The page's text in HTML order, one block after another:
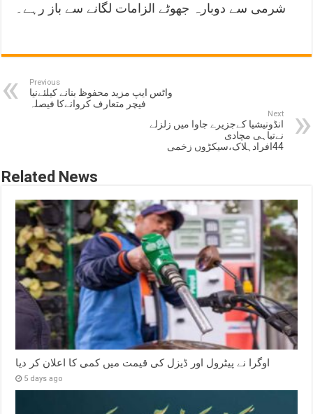
شرمی سے دوبارہ جھوٹے الزامات لگانے سے باز رہے۔
Previous
واٹس ایپ مزید محفوظ بنانے کیلئےنیا
فیچر متعارف کروانےکا فیصلہ
Next
انڈونیشیا کےجزیرے جاوا میں زلزلے
نےتباہی مچادی
44افرادہلاک،سیکڑوں زخمی
Related News
اوگرا نے پیٹرول اور ڈیزل کی قیمت میں کمی کا اعلان کر دیا
5 days ago